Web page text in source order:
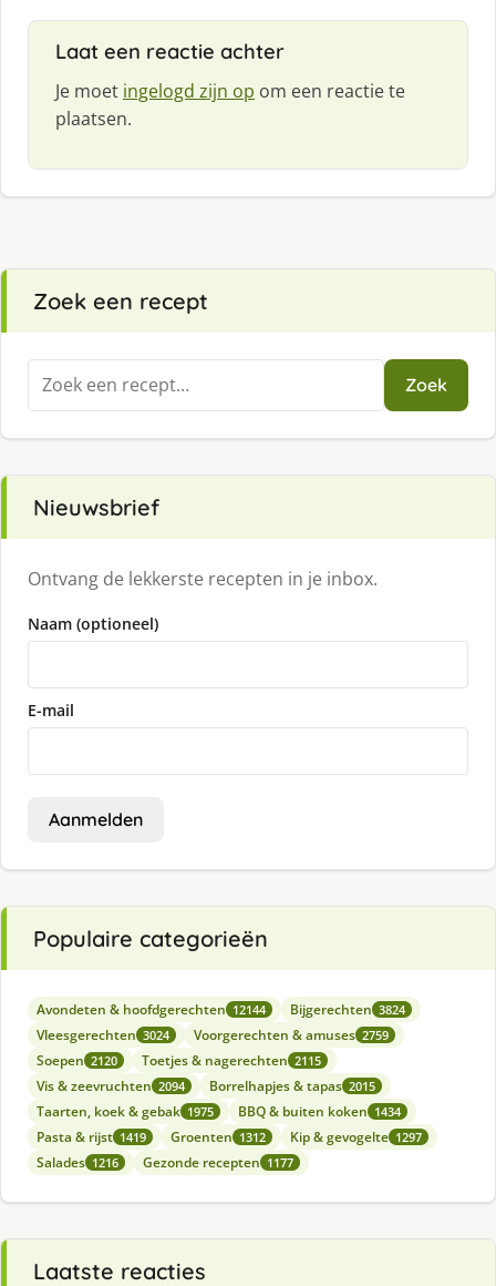
Laat een reactie achter
Je moet ingelogd zijn op om een reactie te
plaatsen.
Zoek een recept
Zoeken
naar:
Zoek
Nieuwsbrief
Ontvang de lekkerste recepten in je inbox.
Naam (optioneel)
E-mail
Aanmelden
Populaire categorieën
Avondeten & hoofdgerechten 12144 Bijgerechten 3824
Vleesgerechten 3024 Voorgerechten & amuses 2759
Soepen 2120 Toetjes & nagerechten 2115
Vis & zeevruchten 2094 Borrelhapjes & tapas 2015
Taarten, koek & gebak 1975 BBQ & buiten koken 1434
Pasta & rijst 1419 Groenten 1312 Kip & gevogelte 1297
Salades 1216 Gezonde recepten 1177
Laatste reacties